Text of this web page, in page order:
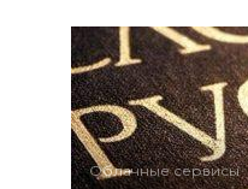
Облачные сервисы